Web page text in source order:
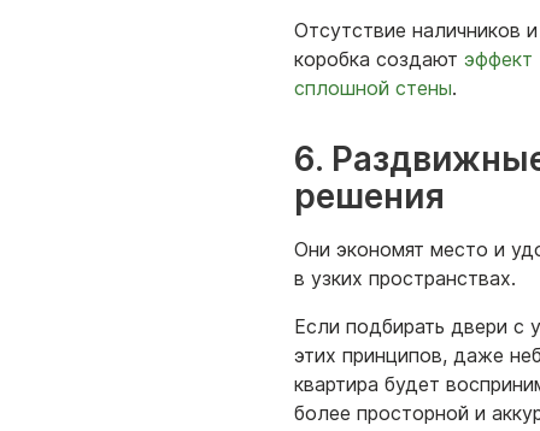
Отсутствие наличников
коробка создают эффект
сплошной стены.
6.
решения
Они экономят место и
в узких пространствах.
Если подбирать двери с
этих принципов, даже
квартира будет
более просторной и